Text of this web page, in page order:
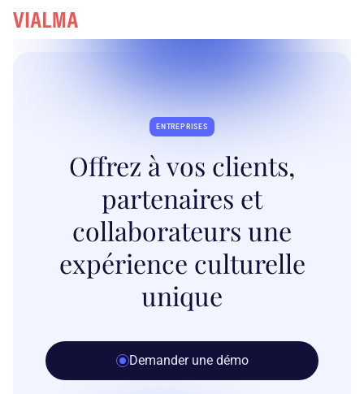
ENTREPRISES
Offrez à vos clients,
partenaires et
collaborateurs une
expérience culturelle
unique
Demander une démo